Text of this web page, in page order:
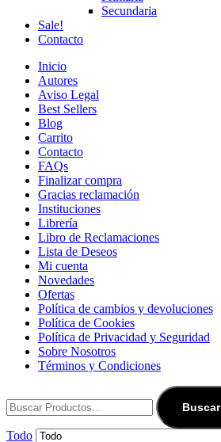
Secundaria
Sale!
Contacto
Inicio
Autores
Aviso Legal
Best Sellers
Blog
Carrito
Contacto
FAQs
Finalizar compra
Gracias reclamación
Instituciones
Librería
Libro de Reclamaciones
Lista de Deseos
Mi cuenta
Novedades
Ofertas
Política de cambios y devoluciones
Política de Cookies
Política de Privacidad y Seguridad
Sobre Nosotros
Términos y Condiciones
Buscar
Todo